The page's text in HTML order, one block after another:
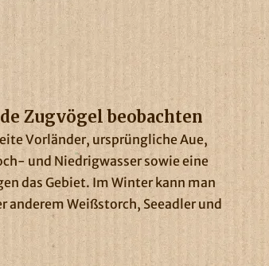
Zugvögel beobachten
Vorländer, ursprüngliche Aue,
und Niedrigwasser sowie eine
das Gebiet. Im Winter kann man
Weißstorch, Seeadler und